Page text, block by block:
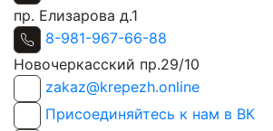
пр. Елизарова д.1
8-981-967-66-88
Новочеркасский пр.29/10
zakaz@krepezh.online
Присоединяйтесь к нам в ВК